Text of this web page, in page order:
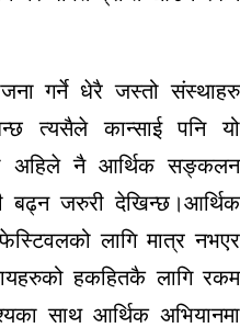
गर्ने धेरै जस्तो संस्थाहरु
त्यसैले कान्साई पनि यो
अहिले नै आर्थिक सङ्कलन
बढ्न जरुरी देखिन्छ।आर्थिक
लागि मात्र नभएर
हकहितकै लागि रकम
साथ आर्थिक अभियानमा